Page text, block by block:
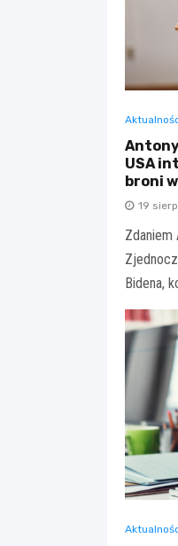
USA
broni
19
Zdaniem
Bidena,